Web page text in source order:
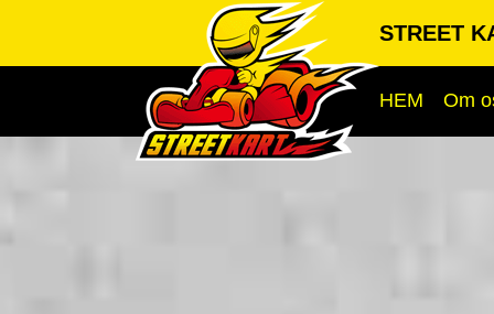
STREET
HEM Om